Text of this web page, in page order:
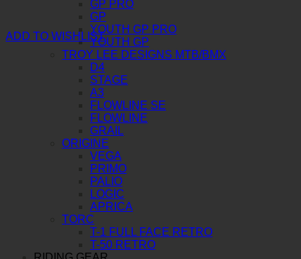
GP PRO
GP
YOUTH GP PRO
YOUTH GP
TROY LEE DESIGNS MTB/BMX
D4
STAGE
A3
FLOWLINE SE
FLOWLINE
GRAIL
ORIGINE
VEGA
PRIMO
PALIO
LOGIC
APRICA
TORC
T-1 FULL FACE RETRO
T-50 RETRO
ADD TO WISHLIST